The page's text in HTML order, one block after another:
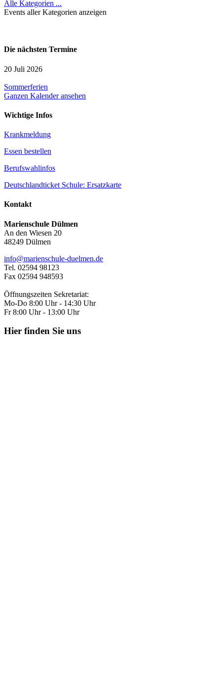
Alle Kategorien ...
Events aller Kategorien anzeigen
Die nächsten Termine
20 Juli 2026
Sommerferien
Ganzen Kalender ansehen
Wichtige Infos
Krankmeldung
Essen bestellen
Berufswahlinfos
Deutschlandticket Schule: Ersatzkarte
Kontakt
Marienschule Dülmen
An den Wiesen 20
48249 Dülmen
info@marienschule-duelmen.de
Tel. 02594 98123
Fax 02594 948593
Öffnungszeiten Sekretariat:
Mo-Do 8:00 Uhr - 14:30 Uhr
Fr 8:00 Uhr - 13:00 Uhr
Hier finden Sie uns